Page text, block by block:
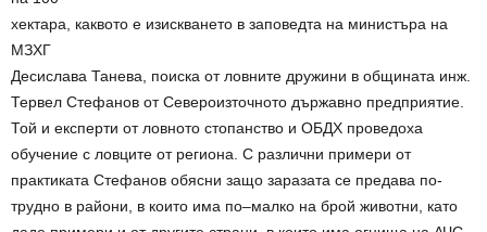
хектара, каквото е изискването в заповедта на министъра на
МЗХГ
Десислава Танева, поиска от ловните дружини в общината инж.
Тервел Стефанов от Североизточното държавно предприятие.
Той и експерти от ловното стопанство и ОБДХ проведоха
обучение с ловците от региона. С различни примери от
практиката Стефанов обясни защо заразата се предава по-
трудно в райони, в които има по–малко на брой животни, като